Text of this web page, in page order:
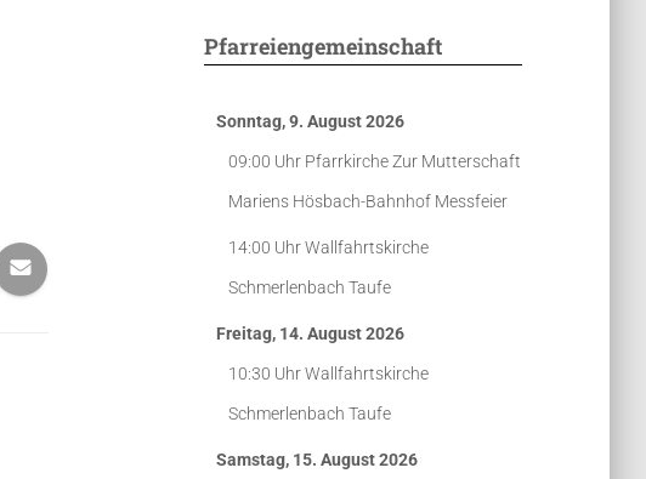
Pfarreiengemeinschaft
Sonntag, 9. August 2026
09:00 Uhr Pfarrkirche Zur Mutterschaft
Mariens Hösbach-Bahnhof Messfeier
14:00 UhrWallfahrtskirche
Schmerlenbach Taufe
Freitag, 14. August 2026
10:30 UhrWallfahrtskirche
Schmerlenbach Taufe
Samstag, 15. August 2026